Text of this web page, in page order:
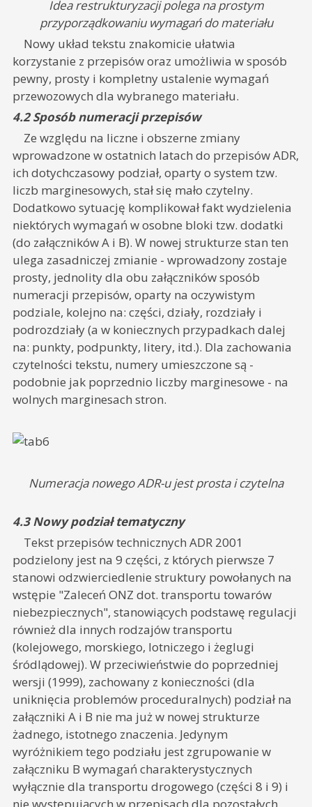
Idea restrukturyzacji polega na prostym
przyporządkowaniu wymagań do materiału
Nowy układ tekstu znakomicie ułatwia
korzystanie z przepisów oraz umożliwia w sposób
pewny, prosty i kompletny ustalenie wymagań
przewozowych dla wybranego materiału.
4.2 Sposób numeracji przepisów
Ze względu na liczne i obszerne zmiany
wprowadzone w ostatnich latach do przepisów ADR,
ich dotychczasowy podział, oparty o system tzw.
liczb marginesowych, stał się mało czytelny.
Dodatkowo sytuację komplikował fakt wydzielenia
niektórych wymagań w osobne bloki tzw. dodatki
(do załączników A i B). W nowej strukturze stan ten
ulega zasadniczej zmianie - wprowadzony zostaje
prosty, jednolity dla obu załączników sposób
numeracji przepisów, oparty na oczywistym
podziale, kolejno na: części, działy, rozdziały i
podrozdziały (a w koniecznych przypadkach dalej
na: punkty, podpunkty, litery, itd.). Dla zachowania
czytelności tekstu, numery umieszczone są -
podobnie jak poprzednio liczby marginesowe - na
wolnych marginesach stron.
Numeracja nowego ADR-u jest prosta i czytelna
4.3 Nowy podział tematyczny
Tekst przepisów technicznych ADR 2001
podzielony jest na 9 części, z których pierwsze 7
stanowi odzwierciedlenie struktury powołanych na
wstępie "Zaleceń ONZ dot. transportu towarów
niebezpiecznych", stanowiących podstawę regulacji
również dla innych rodzajów transportu
(kolejowego, morskiego, lotniczego i żeglugi
śródlądowej). W przeciwieństwie do poprzedniej
wersji (1999), zachowany z konieczności (dla
uniknięcia problemów proceduralnych) podział na
załączniki A i B nie ma już w nowej strukturze
żadnego, istotnego znaczenia. Jedynym
wyróżnikiem tego podziału jest zgrupowanie w
załączniku B wymagań charakterystycznych
wyłącznie dla transportu drogowego (części 8 i 9) i